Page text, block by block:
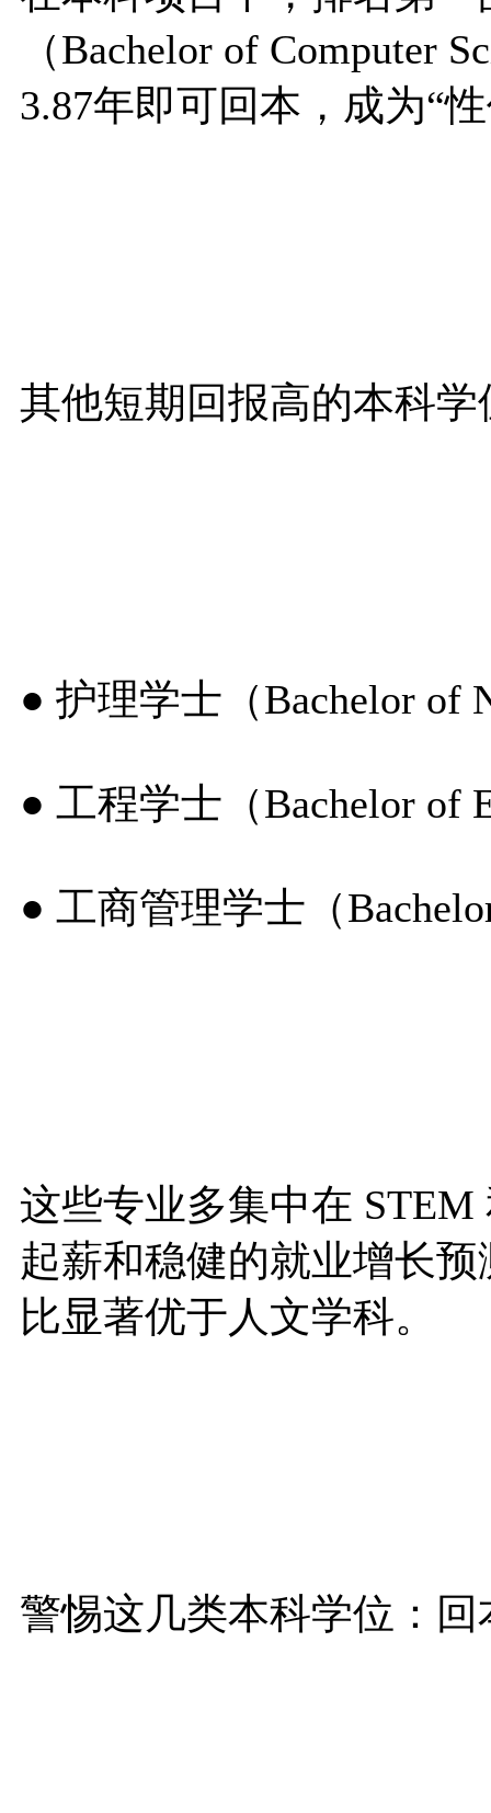
（Bachelor of Computer
3.87年即可回本，成为“
其他短期回报高的本科
● 护理学士（Bachelor of
● 工程学士（Bachelor of
● 工商管理学士（
这些专业多集中在
起薪和稳健的就业增长
比显著优于人文学科。
警惕这几类本科学位：